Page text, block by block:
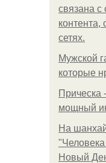
связана с
контента,
сетях.
Мужской
которые
Прическа
мощный
На
Новый